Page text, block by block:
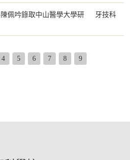
佩吟錄取中山醫學大學研
牙技科
4 5 6 7 8 9